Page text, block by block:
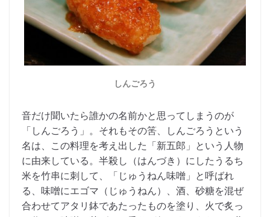
しんごろう
音だけ聞いたら誰かの名前かと思ってしまうのが
「しんごろう」。それもその筈、しんごろうという
名は、この料理を考え出した「新五郎」という人物
に由来している。半殺し（はんづき）にしたうるち
米を竹串に刺して、「じゅうねん味噌」と呼ばれ
る、味噌にエゴマ（じゅうねん）、酒、砂糖を混ぜ
合わせてアタリ鉢であたったものを塗り、火で炙っ